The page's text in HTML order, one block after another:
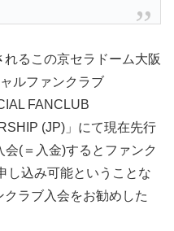
るこの京セラドーム大阪
ルファンクラブ
FANCLUB
(JP)」にて現在先行
(＝入金)するとファンク
し込み可能ということな
ラブ入会をお勧めした